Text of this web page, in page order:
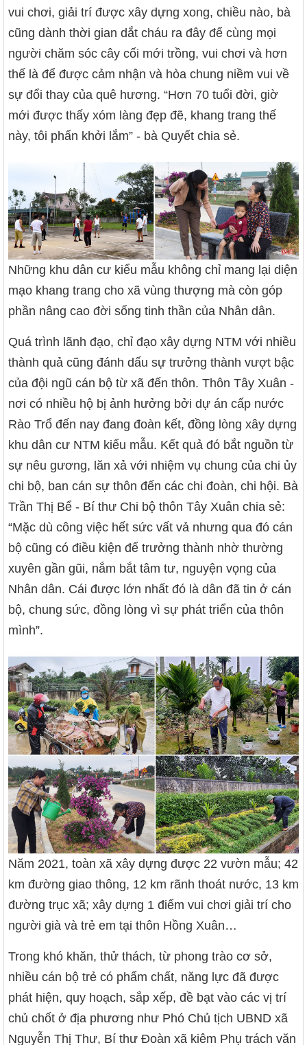
vui chơi, giải trí được xây dựng xong, chiều nào, bà
cũng dành thời gian dắt cháu ra đây để cùng mọi
người chăm sóc cây cối mới trồng, vui chơi và hơn
thế là để được cảm nhận và hòa chung niềm vui về
sự đổi thay của quê hương. “Hơn 70 tuổi đời, giờ
mới được thấy xóm làng đẹp đẽ, khang trang thế
này, tôi phấn khởi lắm” - bà Quyết chia sẻ.
Những khu dân cư kiểu mẫu không chỉ mang lại diện
mạo khang trang cho xã vùng thượng mà còn góp
phần nâng cao đời sống tinh thần của Nhân dân.
Quá trình lãnh đạo, chỉ đạo xây dựng NTM với nhiều
thành quả cũng đánh dấu sự trưởng thành vượt bậc
của đội ngũ cán bộ từ xã đến thôn. Thôn Tây Xuân -
nơi có nhiều hộ bị ảnh hưởng bởi dự án cấp nước
Rào Trổ đến nay đang đoàn kết, đồng lòng xây dựng
khu dân cư NTM kiểu mẫu. Kết quả đó bắt nguồn từ
sự nêu gương, lăn xả với nhiệm vụ chung của chi ủy
chi bộ, ban cán sự thôn đến các chi đoàn, chi hội. Bà
Trần Thị Bể - Bí thư Chi bộ thôn Tây Xuân chia sẻ:
“Mặc dù công việc hết sức vất vả nhưng qua đó cán
bộ cũng có điều kiện để trưởng thành nhờ thường
xuyên gần gũi, nắm bắt tâm tư, nguyện vọng của
Nhân dân. Cái được lớn nhất đó là dân đã tin ở cán
bộ, chung sức, đồng lòng vì sự phát triển của thôn
mình”.
Năm 2021, toàn xã xây dựng được 22 vườn mẫu; 42
km đường giao thông, 12 km rãnh thoát nước, 13 km
đường trục xã; xây dựng 1 điểm vui chơi giải trí cho
người già và trẻ em tại thôn Hồng Xuân…
Trong khó khăn, thử thách, từ phong trào cơ sở,
nhiều cán bộ trẻ có phẩm chất, năng lực đã được
phát hiện, quy hoạch, sắp xếp, đề bạt vào các vị trí
chủ chốt ở địa phương như Phó Chủ tịch UBND xã
Nguyễn Thị Thư, Bí thư Đoàn xã kiêm Phụ trách văn